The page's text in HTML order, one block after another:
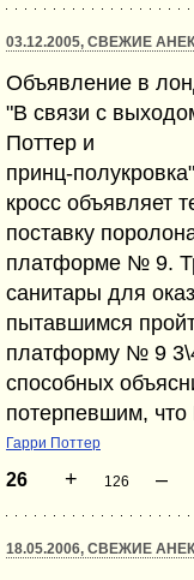
03.12.2005, СВЕЖИЕ
Объявление в
"В связи с
Поттер и
принц-
кросс объявляет
поставку
платформе № 9.
санитары для
пытавшимся
платформу № 9
способных
потерпевшим, что
Гарри Поттер
26 + 126 –
18.05.2006, СВЕЖИЕ